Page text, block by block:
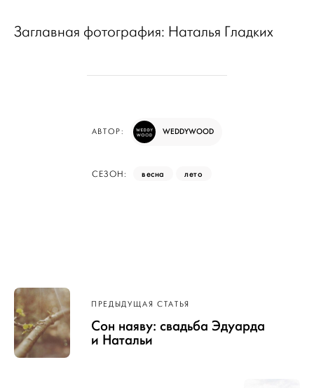
Заглавная фотография: Наталья Гладких
АВТОР: WEDDYWOOD
СЕЗОН: весна лето
Навигация
по записям
ПРЕДЫДУЩАЯ СТАТЬЯ
Сон наяву: свадьба Эдуарда
и Натальи